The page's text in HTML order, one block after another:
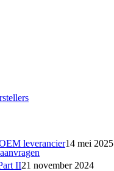
leverancier14 mei 2025
II21 november 2024